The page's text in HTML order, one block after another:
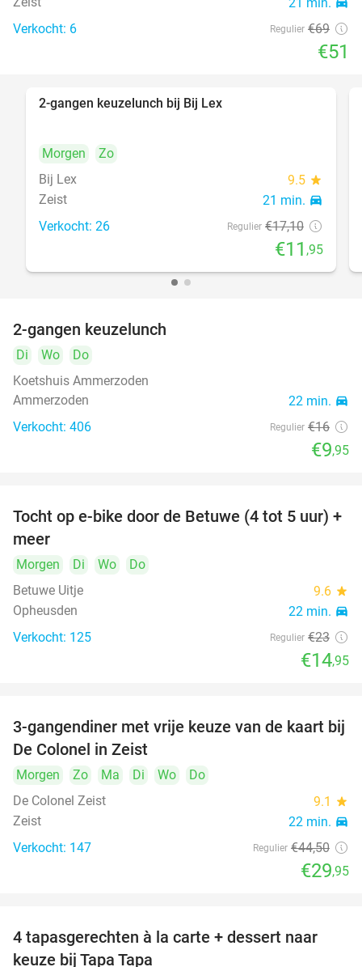
Verkocht: 6 Regulier €69
€51
2-gangen keuzelunch bij Bij Lex
Morgen
Zo
Bij Lex
9.5 star
Zeist 21 min. directions_car
Verkocht: 26 Regulier €17,10
€11 ,95
2-gangen keuzelunch
Di Wo
Do
Koetshuis Ammerzoden
Ammerzoden
22 min. directions_car
Verkocht: 406 Regulier €16
€9,95
35%
Tocht op e-bike door de Betuwe (4 tot 5 uur) +
meer
Morgen Di Wo
Do
Betuwe Uitje
9.6 star
Opheusden 22 min. directions_car
Verkocht: 125 Regulier €23
€14,95
33%
3-gangendiner met vrije keuze van de kaart bij
De Colonel in Zeist
Morgen Zo Ma Di Wo
Do
De Colonel Zeist
9.1 star
Zeist 22 min. directions_car
Verkocht: 147 Regulier €44,50
€29,95
51%
4 tapasgerechten à la carte + dessert naar
keuze bij Tapa Tapa